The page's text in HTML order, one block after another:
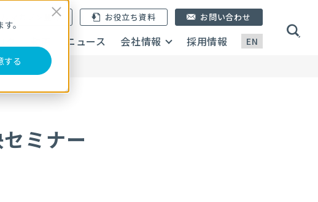
。
する
EN
ルマガジン登録 お役立ち資料
ニュース 会社情報 採用情報
お問い合わせ
ミナー